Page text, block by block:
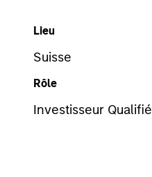
Lieu
Suisse
Rôle
Investisseur Qualifié